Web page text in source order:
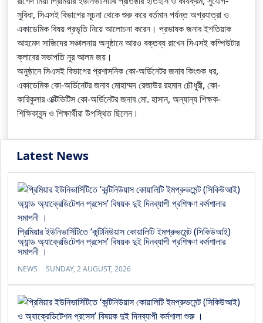
সুবিধা, সিএসই বিভাগের সূচনা থেকে শুরু করে বর্তমান পর্যন্ত অগ্রযাত্রা ও
একাডেমিক বিষয় প্রভৃতি নিয়ে আলোচনা করেন। প্রভাষক জনাব ইশতিয়াক
আহমেদ সাজিদের সঞ্চালনায় অনুষ্ঠানে আরও বক্তব্য রাখেন সিএসই কম্পিউটার
ক্লাবের সভাপতি নূর আলম জয়।
অনুষ্ঠানে সিএসই বিভাগের প্রশাসনিক কো-অর্ডিনেটর জনাব কিংশুক ধর,
একাডেমিক কো-অর্ডিনেটর জনাব মোহাম্মদ রেজাউর রহমান চৌধুরী, কো-
কারিকুলার এক্টিভিটিস কো-অর্ডিনেটর জনাব মো. হাসান, অন্যান্য শিক্ষক-
শিক্ষিকাবৃন্দ ও শিক্ষার্থীরা উপস্থিত ছিলেন।
Latest News
প্রিমিয়ার ইউনিভার্সিটিতে ‘কন্টিনিউয়াস কোয়ালিটি ইমপ্রুভমেন্ট (সিকিউআই)
অ্যান্ড অ্যাক্রেডিটেশন প্রসেস’ বিষয়ক দুই দিনব্যাপী প্রশিক্ষণ কর্মশালার
সমাপনী ।
NEWS SUNDAY, 2 AUGUST, 2026